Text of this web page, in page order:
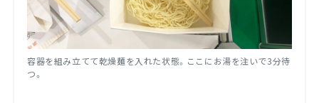
容器を組み立てて乾燥麺を入れた状態。ここにお湯を注いで3分待
つ。